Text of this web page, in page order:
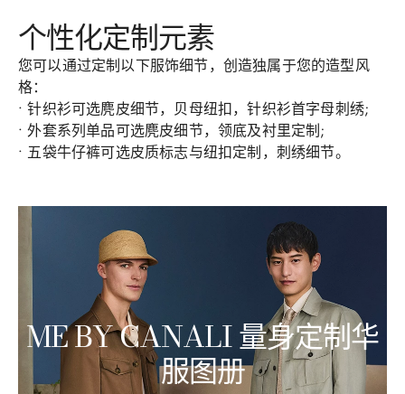
个性化定制元素​​
您可以通过定制以下服饰细节，创造独属于您的造型风
格：
• 针织衫可选麂皮细节，贝母纽扣，针织衫首字母刺绣;
• 外套系列单品可选麂皮细节，领底及衬里定制;
• 五袋牛仔裤可选皮质标志与纽扣定制，刺绣细节。​​
ME BY CANALI 量身定制华
服图册